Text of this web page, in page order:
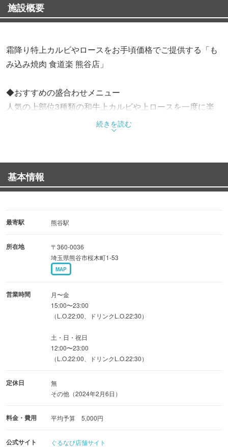
施設概要
霜降り特上カルビやロースをお手頃価格でご提供する「も
み込み焼肉 食道楽 熊谷店」
◆おすすめの盛合わせメニュー
人気の上部位3種類の和牛上カルビや上ロースを一度に楽
しめる「和牛上人気盛合わせ」。
嚙めば嚙むほど上質な脂が口の中で溶け、虜になること間
そのほかにも、店主自ら厳選し鮮度抜群な「今宵限定5種
盛合わせ」などもございます。
黒毛和牛を美味さを引き出すため、試行錯誤を重ね作り上
肉の部位の特性ごとに計3種類のもみダレを開発いたしま
つけダレを使わずとも、しっかり味の染み込んだお肉をご
賞味ください。
◆周りを気にせず過ごせる個室席
最大10名様までご利用いただける掘りごたつタイプの個室
プライベート感があり、シックな装いでお食事に集中いた
だけます。
続きを読む
基本情報
最寄駅 熊谷駅
所在地
〒360-0036
埼玉県熊谷市桜木町1-53
MAP
営業時間
月〜金
15:00〜23:00
（L.O.22:00、ドリンクL.O.22:30）
土・日・祝日
12:00〜23:00
（L.O.22:00、ドリンクL.O.22:30）
定休日
無
その他（2024年2月6日）
料金・費用 平均予算 5,000円
公式サイト ぐるなび店舗サイト